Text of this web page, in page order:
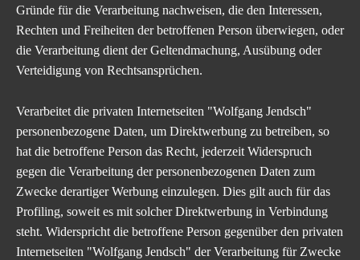
Gründe für die Verarbeitung nachweisen, die den Interessen,
Rechten und Freiheiten der betroffenen Person überwiegen, oder
die Verarbeitung dient der Geltendmachung, Ausübung oder
Verteidigung von Rechtsansprüchen.
Verarbeitet die privaten Internetseiten "Wolfgang Jendsch"
personenbezogene Daten, um Direktwerbung zu betreiben, so
hat die betroffene Person das Recht, jederzeit Widerspruch
gegen die Verarbeitung der personenbezogenen Daten zum
Zwecke derartiger Werbung einzulegen. Dies gilt auch für das
Profiling, soweit es mit solcher Direktwerbung in Verbindung
steht. Widerspricht die betroffene Person gegenüber den privaten
Internetseiten "Wolfgang Jendsch" der Verarbeitung für Zwecke